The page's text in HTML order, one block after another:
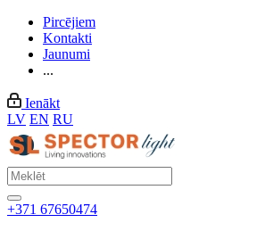
Pircējiem
Kontakti
Jaunumi
...
Ienākt
LV EN RU
+371 67650474